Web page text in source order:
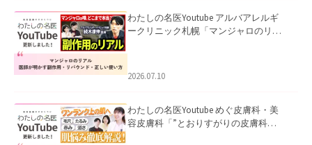
わたしの名医Youtube アルバアレルギ
ークリニック札幌「マンジャロのリア
た。
2026.07.10
わたしの名医Youtube めぐ皮膚科・美
容皮膚科「”とおりすがりの皮膚科